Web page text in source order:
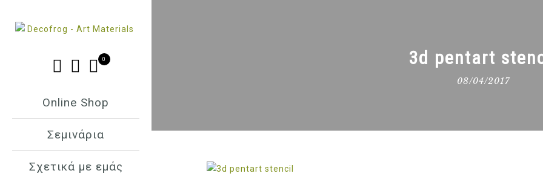
0
Online Shop
Σεμινάρια
Σχετικά με εμάς
3d pentart
08/04/2017